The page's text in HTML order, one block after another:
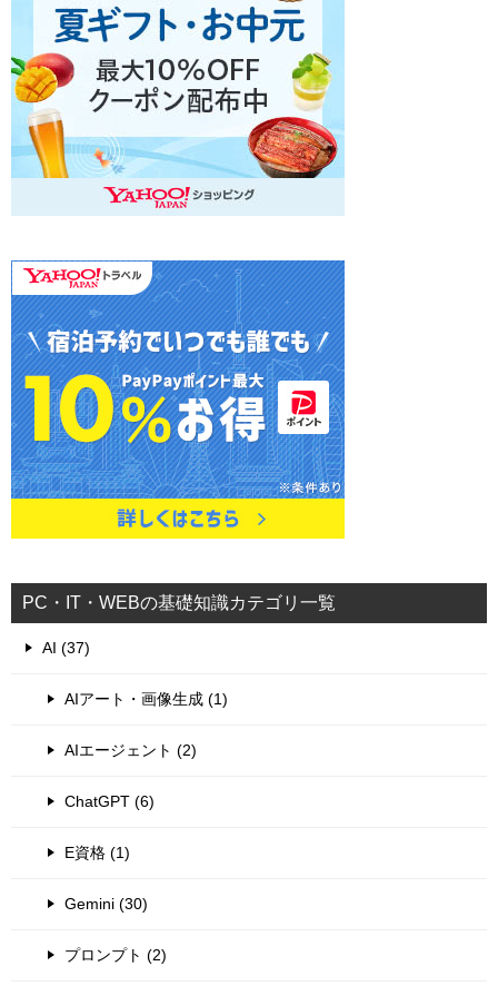
PC・IT・WEBの基礎知識カテゴリ一覧
AI (37)
AIアート・画像生成 (1)
AIエージェント (2)
ChatGPT (6)
E資格 (1)
Gemini (30)
プロンプト (2)